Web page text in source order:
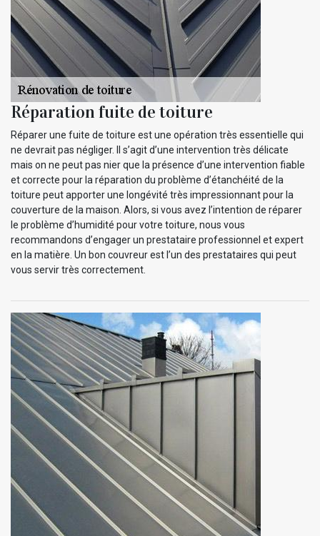
Réparation fuite de toiture
Réparer une fuite de toiture est une opération très essentielle qui
ne devrait pas négliger. Il s’agit d’une intervention très délicate
mais on ne peut pas nier que la présence d’une intervention fiable
et correcte pour la réparation du problème d’étanchéité de la
toiture peut apporter une longévité très impressionnant pour la
couverture de la maison. Alors, si vous avez l’intention de réparer
le problème d’humidité pour votre toiture, nous vous
recommandons d’engager un prestataire professionnel et expert
en la matière. Un bon couvreur est l’un des prestataires qui peut
vous servir très correctement.